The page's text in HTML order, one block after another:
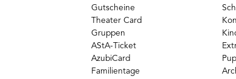
Gutscheine
Theater Card
Gruppen
AStA-Ticket
AzubiCard
Familientage